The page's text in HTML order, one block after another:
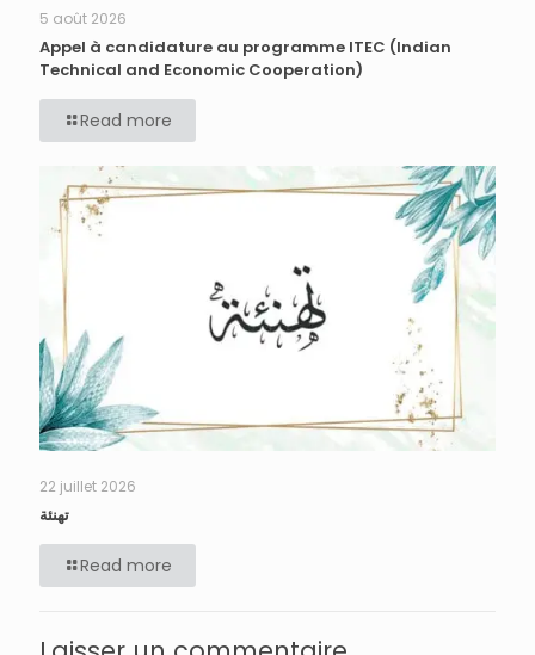
5 août 2026
Appel à candidature au programme ITEC (Indian
Technical and Economic Cooperation)
Read more
22 juillet 2026
تهنئة
Read more